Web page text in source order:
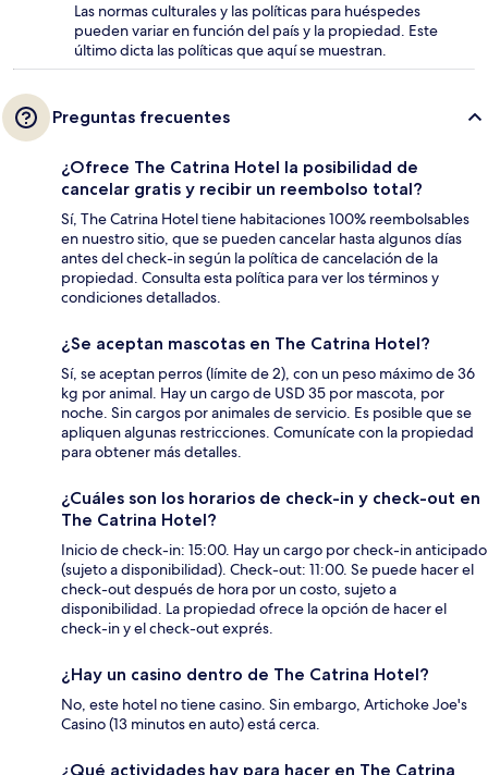
Las normas culturales y las políticas para huéspedes
pueden variar en función del país y la propiedad. Este
último dicta las políticas que aquí se muestran.
Preguntas frecuentes
¿Ofrece The Catrina Hotel la posibilidad de
cancelar gratis y recibir un reembolso total?
Sí, The Catrina Hotel tiene habitaciones 100% reembolsables
en nuestro sitio, que se pueden cancelar hasta algunos días
antes del check-in según la política de cancelación de la
propiedad. Consulta esta política para ver los términos y
condiciones detallados.
¿Se aceptan mascotas en The Catrina Hotel?
Sí, se aceptan perros (límite de 2), con un peso máximo de 36
kg por animal. Hay un cargo de USD 35 por mascota, por
noche. Sin cargos por animales de servicio. Es posible que se
apliquen algunas restricciones. Comunícate con la propiedad
para obtener más detalles.
¿Cuáles son los horarios de check-in y check-out en
The Catrina Hotel?
Inicio de check-in: 15:00. Hay un cargo por check-in anticipado
(sujeto a disponibilidad). Check-out: 11:00. Se puede hacer el
check-out después de hora por un costo, sujeto a
disponibilidad. La propiedad ofrece la opción de hacer el
check-in y el check-out exprés.
¿Hay un casino dentro de The Catrina Hotel?
No, este hotel no tiene casino. Sin embargo, Artichoke Joe's
Casino (13 minutos en auto) está cerca.
¿Qué actividades hay para hacer en The Catrina